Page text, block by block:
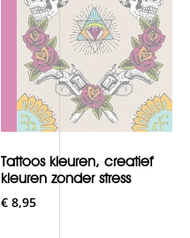
Tattoos kleuren, creatief
kleuren zonder stress
€ 8,95